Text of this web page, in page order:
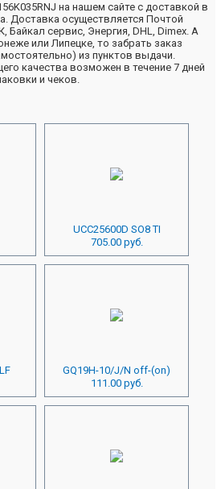
на нашем сайте с доставкой в
Доставка осуществляется Почтой
Байкал сервис, Энергия, DHL, Dimex. А
или Липецке, то забрать заказ
из пунктов выдачи.
качества возможен в течение 7 дней
и чеков.
UCC25600D SO8 TI
705.00 руб.
GQ19H-10/J/N off-(on)
111.00 руб.